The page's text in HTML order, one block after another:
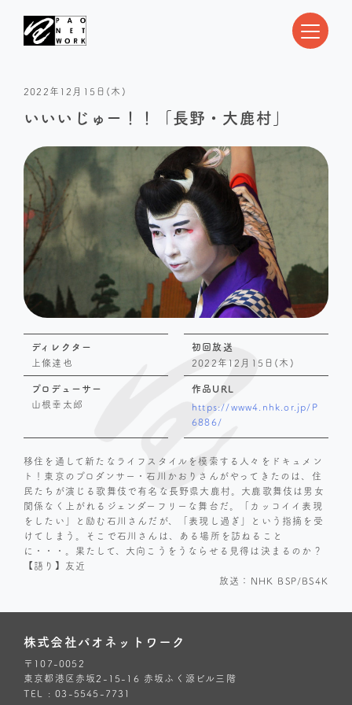
2022年12月15日(木)
いいいじゅー！！「長野・大鹿村」
ディレクター
上條達也
初回放送
2022年12月15日(木)
プロデューサー
山根幸太郎
作品URL
https://www4.nhk.or.jp/P
6886/
移住を通して新たなライフスタイルを模索する人々をドキュメン
ト！東京のプロダンサー・石川かおりさんがやってきたのは、住
民たちが演じる歌舞伎で有名な長野県大鹿村。大鹿歌舞伎は男女
関係なく上がれるジェンダーフリーな舞台だ。「カッコイイ表現
をしたい」と励む石川さんだが、「表現し過ぎ」という指摘を受
けてしまう。そこで石川さんは、ある場所を訪ねること
に・・・。果たして、大向こうをうならせる見得は決まるのか？
【語り】友近
放送：NHK BSP/BS4K
株式会社パオネットワーク
〒107-0052
東京都港区赤坂2-15-16 赤坂ふく源ビル三階
TEL : 03-5545-7731